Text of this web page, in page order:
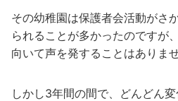
その幼稚園は保護者会活動がさ
られることが多かったのですが
向いて声を発することはありま
しかし3年間の間で、どんどん変